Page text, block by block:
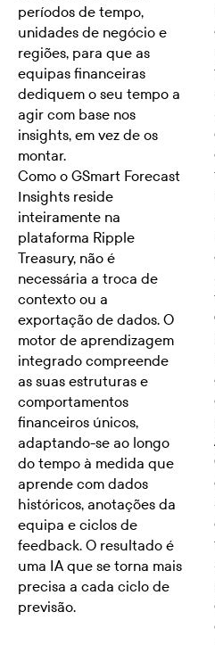
períodos de tempo,
unidades de negócio e
regiões, para que as
equipas financeiras
dediquem o seu tempo a
agir com base nos
insights, em vez de os
montar.
Como o GSmart Forecast
Insights reside
inteiramente na
plataforma Ripple
Treasury, não é
necessária a troca de
contexto ou a
exportação de dados. O
motor de aprendizagem
integrado compreende
as suas estruturas e
comportamentos
financeiros únicos,
adaptando-se ao longo
do tempo à medida que
aprende com dados
históricos, anotações da
equipa e ciclos de
feedback. O resultado é
uma IA que se torna mais
precisa a cada ciclo de
previsão.